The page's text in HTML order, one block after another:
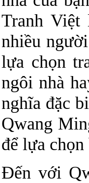
Tranh
nhiều
lựa chọn
ngôi nhà
nghĩa đặc
Qwang
để lựa
Đến với